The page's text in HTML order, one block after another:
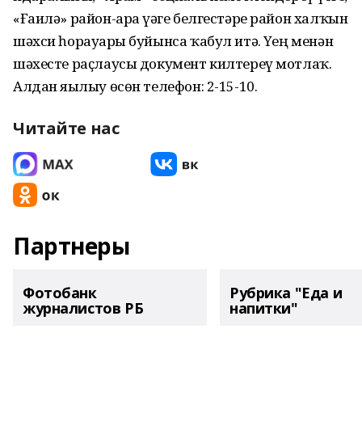
«Ғаилә» район-ара үҙәге белгестәре район халҡын
шәхси һорауҙары буйынса ҡабул итә. Үҙең менән
шәхесте раҫлаусы документ килтереү мотлаҡ.
Алдан яҙылыу өсөн телефон: 2-15-10.
Читайте нас
Партнеры
Фотобанк
журналистов РБ
Рубрика "Еда и
напитки"